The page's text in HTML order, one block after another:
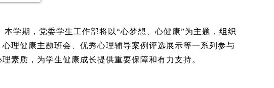
学期，党委学生工作部将以“心梦想、心健康”为主题，组织
理健康主题班会、优秀心理辅导案例评选展示等一系列参与
素质，为学生健康成长提供重要保障和有力支持。